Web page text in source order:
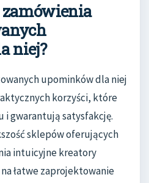
niej?
upominków dla niej
korzyści, które
i gwarantują satysfakcję.
sklepów oferujących
intuicyjne kreatory
łatwe zaprojektowanie